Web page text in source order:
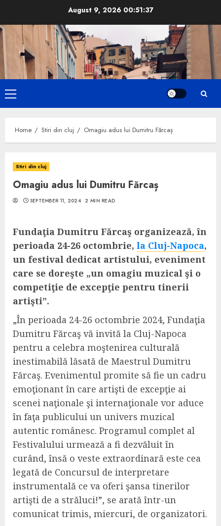
content
August 9, 2026 00:51:38
Primary
Menu
Home Stiri din cluj Omagiu adus lui Dumitru Fărcaș
Stiri din cluj
Omagiu adus lui Dumitru Fărcaș
SEPTEMBER 11, 2024 2 MIN READ
Fundaţia Dumitru Fărcaş organizează, în
perioada 24-26 octombrie, la Cluj-Napoca,
un festival dedicat artistului, eveniment
care se doreşte „un omagiu muzical şi o
competiţie de excepţie pentru tinerii
artişti”.
„În perioada 24-26 octombrie 2024, Fundaţia
Dumitru Fărcaş vă invită la Cluj-Napoca
pentru a celebra moştenirea culturală
inestimabilă lăsată de Maestrul Dumitru
Fărcaş. Evenimentul promite să fie un cadru
emoţionant în care artişti de excepţie ai
scenei naţionale şi internaţionale vor aduce
în faţa publicului un univers muzical
autentic românesc. Programul complet al
Festivalului urmează a fi dezvăluit în
curând, însă o veste extraordinară este cea
legată de Concursul de interpretare
instrumentală ce va oferi şansa tinerilor
artişti de a străluci!”, se arată într-un
comunicat trimis, miercuri, de organizatori.